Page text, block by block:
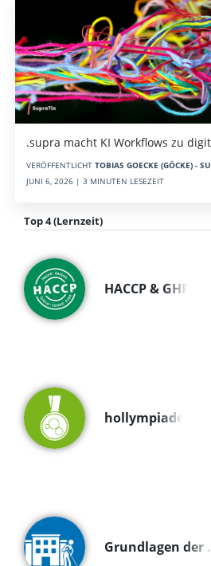
.supra macht KI Workflows zu
VERÖFFENTLICHT TOBIAS GOECKE (GÖCKE) -
JUNI 6, 2026 | 3 MINUTEN LESEZEIT
Top 4 (Lernzeit)
HACCP & GHP
hollympiade
Grundlagen der